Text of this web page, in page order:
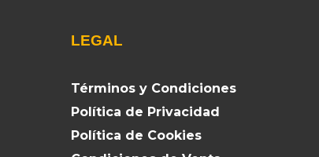
LEGAL
Términos y Condiciones
Política de Privacidad
Política de Cookies